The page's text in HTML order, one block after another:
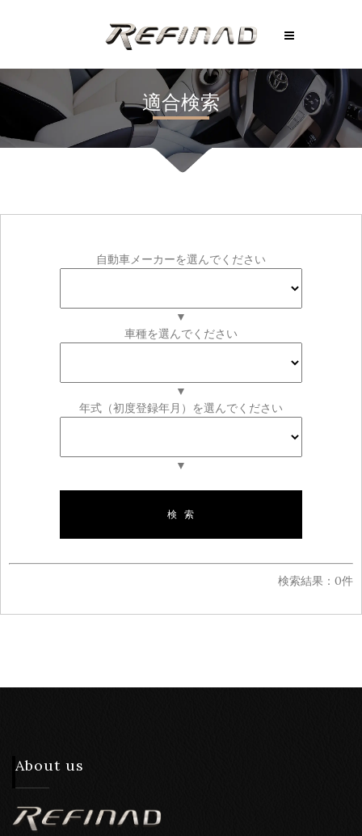
適合検索
自動車メーカーを選んでください
▼
車種を選んでください
▼
年式（初度登録年月）を選んでください
▼
検索結果：0件
About us